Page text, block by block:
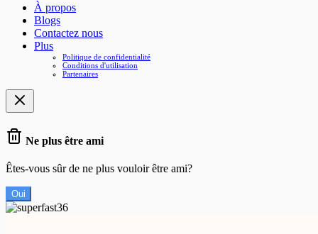
À propos
Blogs
Contactez nous
Plus
Politique de confidentialité
Conditions d'utilisation
Partenaires
Ne plus être ami
Êtes-vous sûr de ne plus vouloir être ami?
Oui